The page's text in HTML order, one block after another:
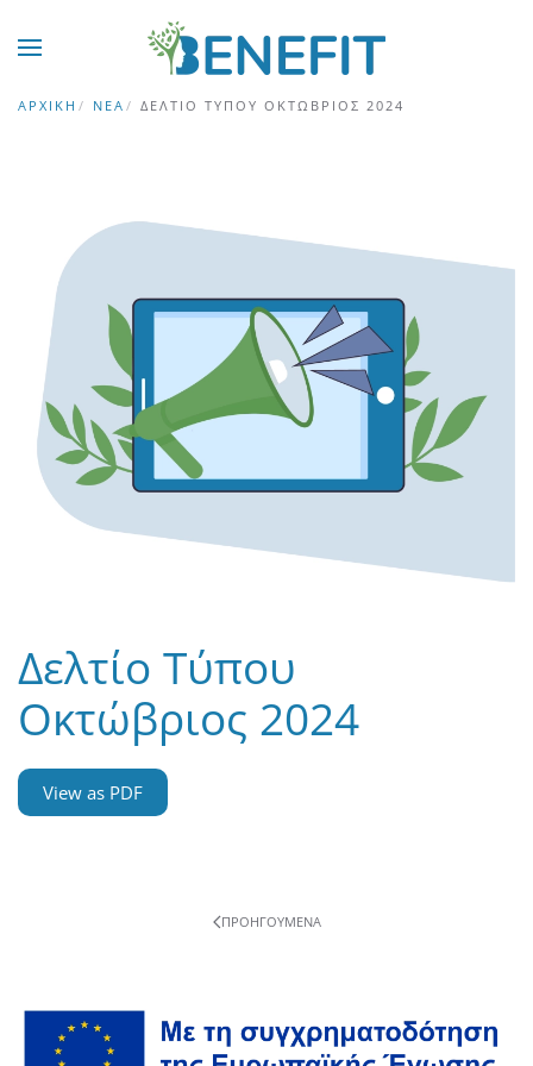
Skip to main content
ΑΡΧΙΚΉ ΝΈΑ ΔΕΛΤΊΟ ΤΎΠΟΥ ΟΚΤΏΒΡΙΟΣ 2024
Δελτίο Τύπου
Οκτώβριος 2024
View as PDF
ΠΡΟΗΓΟΎΜΕΝΑ